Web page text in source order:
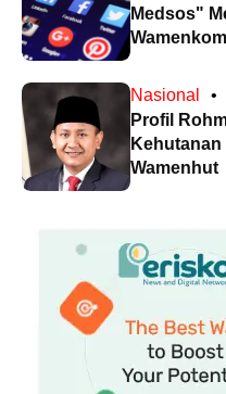
Medsos"
Nasional •
Profil
Wamenhut